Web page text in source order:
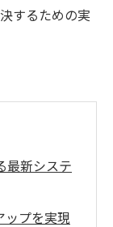
するための実
最新システ
ップを実現